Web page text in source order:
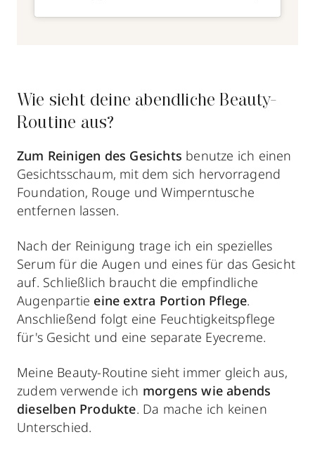
Wie sieht deine abendliche Beauty-
Routine aus?
Zum Reinigen des Gesichts benutze ich einen
Gesichtsschaum, mit dem sich hervorragend
Foundation, Rouge und Wimperntusche
entfernen lassen.
Nach der Reinigung trage ich ein spezielles
Serum für die Augen und eines für das Gesicht
auf. Schließlich braucht die empfindliche
Augenpartie eine extra Portion Pflege.
Anschließend folgt eine Feuchtigkeitspflege
für's Gesicht und eine separate Eyecreme.
Meine Beauty-Routine sieht immer gleich aus,
zudem verwende ich morgens wie abends
dieselben Produkte. Da mache ich keinen
Unterschied.